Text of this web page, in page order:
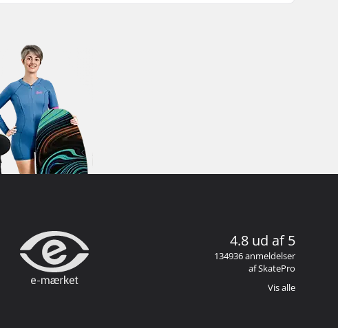
4.8 ud af 5
134936 anmeldelser
af SkatePro
Vis alle